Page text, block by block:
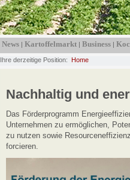
News | Kartoffelmarkt | Business |
Ihre derzeitige Position: Home
Nachhaltig und
Das Förderprogramm
Unternehmen zu ermöglichen,
zu nutzen sowie
forcieren.